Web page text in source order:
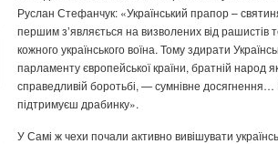
Руслан Стефанчук: «Український прапор –
першим зʼявляється на визволених від рашистів
кожного українського воїна. Тому здирати
парламенту європейської країни, братній народ
справедливій боротьбі, — сумнівне
підтримуєш драбинку».
У Самі ж чехи почали активно вивішувати